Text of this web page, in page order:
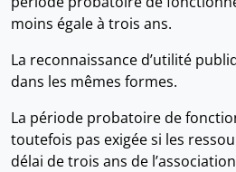
moins égale à trois ans.
La reconnaissance d’utilité
dans les mêmes formes.
La période probatoire de
toutefois pas exigée si les
délai de trois ans de